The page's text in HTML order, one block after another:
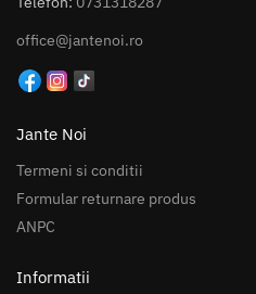
office@jantenoi.ro
Jante Noi
Termeni si conditii
Formular returnare produs
ANPC
Informatii